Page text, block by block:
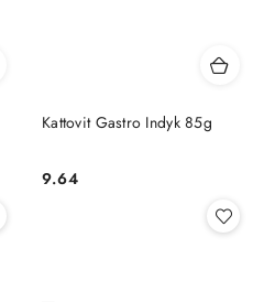
Kattovit Gastro Indyk 85g
Cena:
9.64